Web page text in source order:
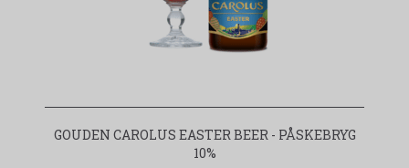
GOUDEN CAROLUS EASTER BEER - PÅSKEBRYG
10%